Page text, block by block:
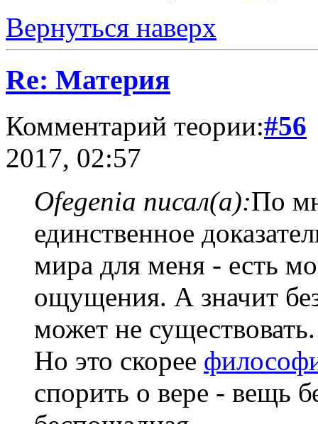
Вернуться наверх
Re: Материя
Комментарий теории:#56
2017, 02:57
Ofegenia писал(а):По
единственное
мира для меня - есть
ощущения. А значит
может не существовать.
Но это скорее
спорить о вере - вещь